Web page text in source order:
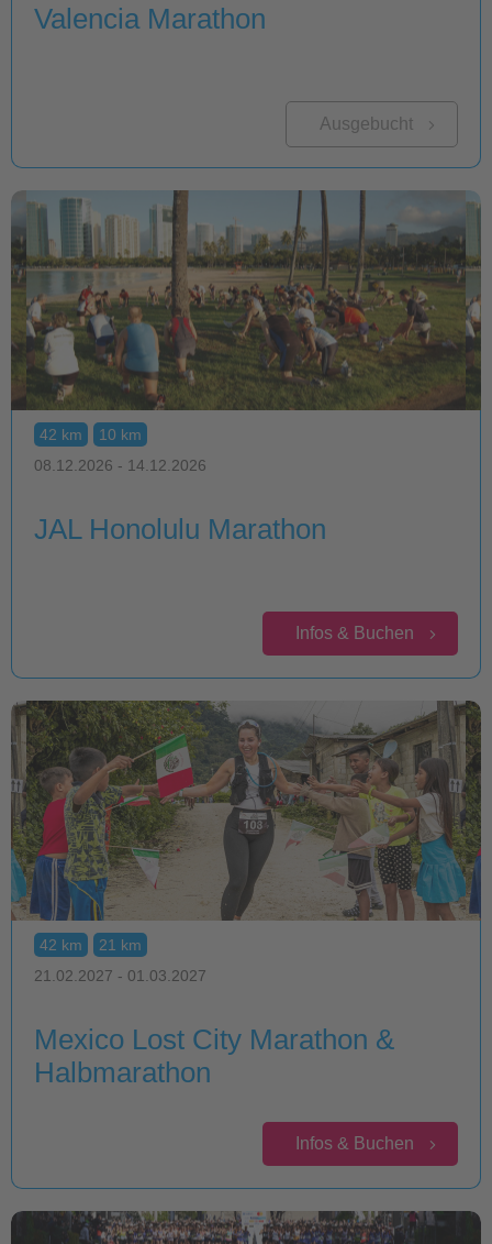
Valencia Marathon
Ausgebucht
42 km
10 km
08.12.2026 - 14.12.2026
JAL Honolulu Marathon
Infos & Buchen
42 km
21 km
21.02.2027 - 01.03.2027
Mexico Lost City Marathon &
Halbmarathon
Infos & Buchen